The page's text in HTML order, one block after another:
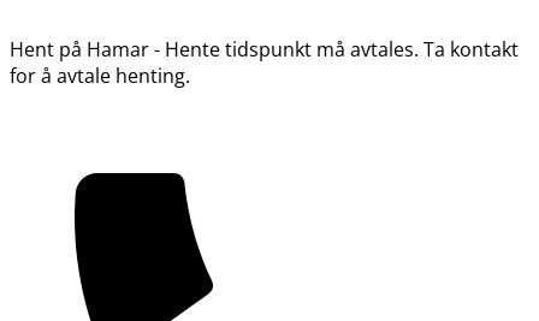
Hent på Hamar - Hente tidspunkt må avtales. Ta kontakt
for å avtale henting.